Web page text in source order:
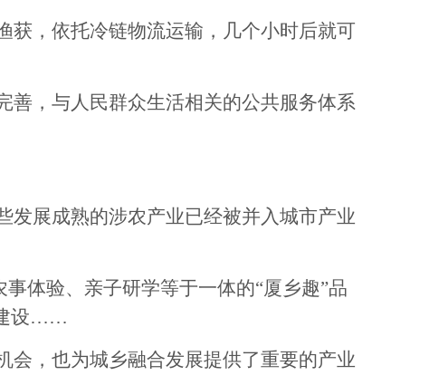
，依托冷链物流运输，几个小时后就可
，与人民群众生活相关的公共服务体系
展成熟的涉农产业已经被并入城市产业
体验、亲子研学等于一体的“厦乡趣”品
建设……
，也为城乡融合发展提供了重要的产业